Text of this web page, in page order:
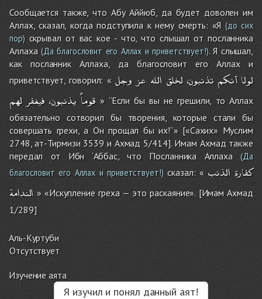
Сообщается также, что Абу Аййюб, да будет доволен им
Аллах, сказал, когда подступила к нему смерть: «Я (до сих
пор)скрывал от вас кое - что, что слышал от посланника
Аллаха(Да благословит его Аллах и приветствует!). Я слышал,
как посланник Аллаха, да благословит его Аллах и
приветствует, говорил: «
لولاأنكمتذنبون،لخلق الله عزوجل
قوماًيذنبون، فيغفرلهم
» “Если бы вы не грешили, то Аллах
обязательно сотворил бы творения, которые стали бы
совершать грехи, а Он прощал бы их!”» [«Сахих» Муслим
2748, ат-Тирмизи 3539 и Ахмад 5/414]. Имам Ахмад также
передал от Ибн ‘Аббас, что Посланника Аллаха(Да
благословит его Аллах и приветствует!)сказал: « كفارة الذنب
الندامة » «Искупление греха — это раскаяние». [Имам Ахмад
1/289]
Аль-Куртуби
Отсутствует
Изучение аята
Я изучил и понял данный аят!